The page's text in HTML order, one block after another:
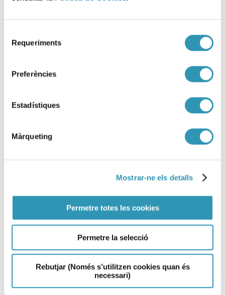
Requeriments
Preferències
Estadístiques
Màrqueting
Mostrar-ne els detalls
Permetre totes les cookies
Permetre la selecció
Rebutjar (Només s’utilitzen cookies quan és
necessari)
DESACTIVADO Aviso preventivo
de episodio ambiental de
contaminación atmosférica por
EPISODIO AMBIENTAL